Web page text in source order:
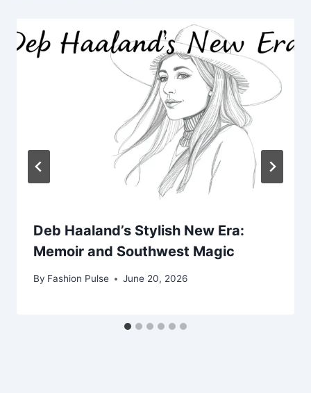
Deb Haaland’s Stylish New Era:
Memoir and Southwest Magic
By Fashion Pulse June 20, 2026